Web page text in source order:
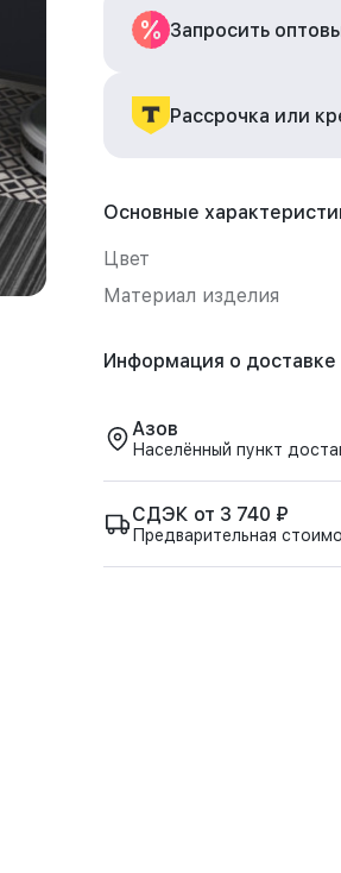
Запросить
Рассрочка или
Основные
Цвет
Материал изделия
Информация о доставке
Азов
Населённый пункт
СДЭК от 3 740 ₽
Предварительная